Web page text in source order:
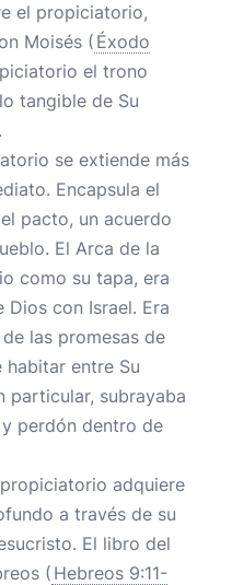
el propiciatorio,
Moisés ( Éxodo
el trono
tangible de Su
se extiende más
Encapsula el
pacto, un acuerdo
El Arca de la
como su tapa, era
con Israel. Era
las promesas de
habitar entre Su
particular, subrayaba
perdón dentro de
adquiere
a través de su
El libro del
(Hebreos 9:11-